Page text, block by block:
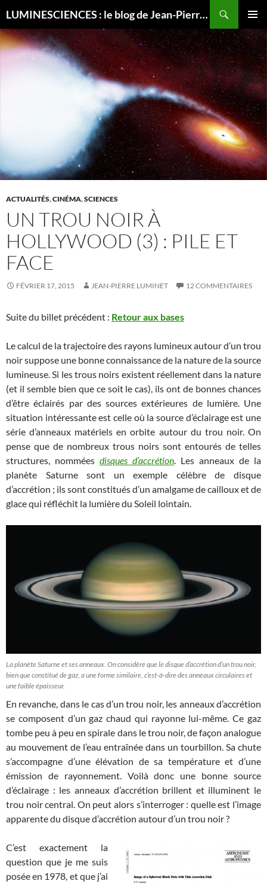
LUMINESCIENCES : le blog de Jean-Pierre LUMINET, astrophysicien
MENU
AU
CONTENU
ACTUALITÉS,CINÉMA,SCIENCES
UN TROU NOIR À
HOLLYWOOD (3) : PILE ET
FACE
FÉVRIER 17, 2015 JEAN-PIERRE LUMINET 12 COMMENTAIRES
Suite du billet précédent : Retour aux bases
Le calcul de la trajectoire des rayons lumineux autour d’un trou
noir suppose une bonne connaissance de la nature de la source
lumineuse. Si les trous noirs existent réellement dans la nature
(et il semble bien que ce soit le cas), ils ont de bonnes chances
d’être éclairés par des sources extérieures de lumière. Une
situation intéressante est celle où la source d’éclairage est une
série d’anneaux matériels en orbite autour du trou noir. On
pense que de nombreux trous noirs sont entourés de telles
structures, nommées disques d’accrétion . Les anneaux de la
planète Saturne sont un exemple célèbre de disque
d’accrétion ; ils sont constitués d’un amalgame de cailloux et de
glace qui réfléchit la lumière du Soleil lointain.
La planète Saturne et ses anneaux. On considère que le disque d’accrétion d’un trou noir,
bien que constitué de gaz, a une forme similaire, c’est-à-dire des anneaux circulaires et
une faible épaisseur.
En revanche, dans le cas d’un trou noir, les anneaux d’accrétion
se composent d’un gaz chaud qui rayonne lui-même. Ce gaz
tombe peu à peu en spirale dans le trou noir, de façon analogue
au mouvement de l’eau entraînée dans un tourbillon. Sa chute
s’accompagne d’une élévation de sa température et d’une
émission de rayonnement. Voilà donc une bonne source
d’éclairage : les anneaux d’accrétion brillent et illuminent le
trou noir central. On peut alors s’interroger : quelle est l’image
apparente du disque d’accrétion autour d’un trou noir ?
C’est exactement la
question que je me suis
posée en 1978, et que j’ai